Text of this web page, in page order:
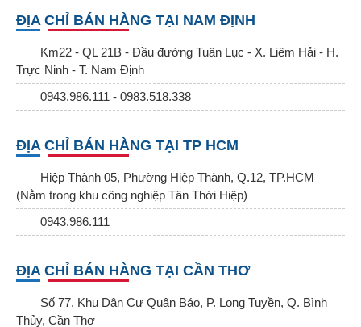
ĐỊA CHỈ BÁN HÀNG TẠI NAM ĐỊNH
Km22 - QL 21B - Đầu đường Tuân Lục - X. Liêm Hải - H.
Trực Ninh - T. Nam Định
0943.986.111 - 0983.518.338
ĐỊA CHỈ BÁN HÀNG TẠI TP HCM
Hiệp Thành 05, Phường Hiệp Thành, Q.12, TP.HCM
(Nằm trong khu công nghiệp Tân Thới Hiệp)
0943.986.111
ĐỊA CHỈ BÁN HÀNG TẠI CẦN THƠ
Số 77, Khu Dân Cư Quân Báo, P. Long Tuyền, Q. Bình
Thủy, Cần Thơ